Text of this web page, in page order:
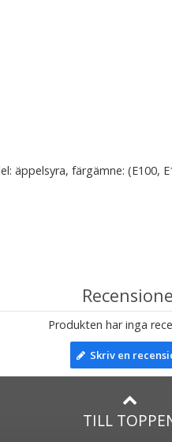
äppelsyra, färgämne: (E100,
Produkten har inga
Skriv en
TILL